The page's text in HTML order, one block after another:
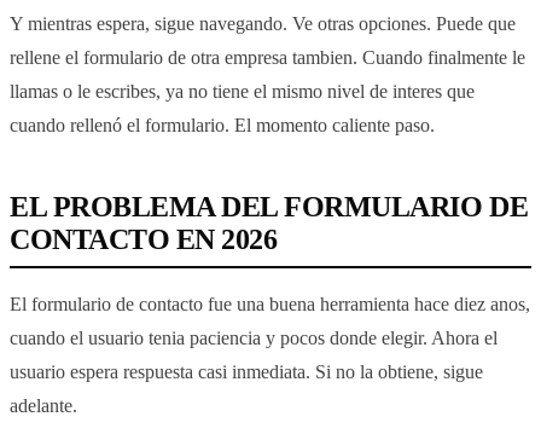
Y mientras espera, sigue navegando. Ve otras opciones. Puede que
rellene el formulario de otra empresa tambien. Cuando finalmente le
llamas o le escribes, ya no tiene el mismo nivel de interes que
cuando rellenó el formulario. El momento caliente paso.
EL PROBLEMA DEL FORMULARIO DE
CONTACTO EN 2026
El formulario de contacto fue una buena herramienta hace diez anos,
cuando el usuario tenia paciencia y pocos donde elegir. Ahora el
usuario espera respuesta casi inmediata. Si no la obtiene, sigue
adelante.